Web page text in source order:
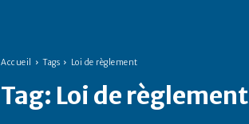
Accueil Tags Loi de règlement
Tag: Loi de règlement